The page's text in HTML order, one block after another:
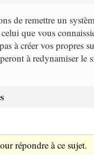
de remettre un
que vous
à créer vos propres
à redynamiser le
répondre à ce sujet.